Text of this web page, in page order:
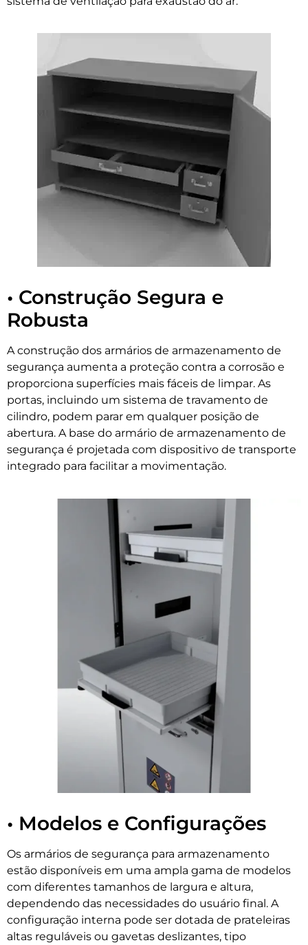
• Construção Segura e
Robusta
A construção dos armários de armazenamento de
segurança aumenta a proteção contra a corrosão e
proporciona superfícies mais fáceis de limpar. As
portas, incluindo um sistema de travamento de
cilindro, podem parar em qualquer posição de
abertura. A base do armário de armazenamento de
segurança é projetada com dispositivo de transporte
integrado para facilitar a movimentação.
• Modelos e Configurações
Os armários de segurança para armazenamento
estão disponíveis em uma ampla gama de modelos
com diferentes tamanhos de largura e altura,
dependendo das necessidades do usuário final. A
configuração interna pode ser dotada de prateleiras
altas reguláveis ​​ou gavetas deslizantes, tipo